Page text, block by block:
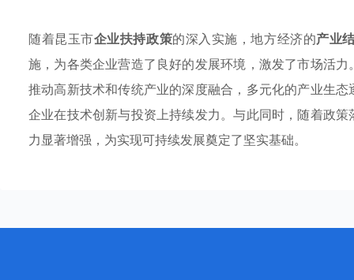
随着昆玉市企业扶持政策的深入实施，地方经济的产业
施，为各类企业营造了良好的发展环境，激发了市场活力
推动高新技术和传统产业的深度融合，多元化的产业生
企业在技术创新与投资上持续发力。与此同时，随着政
力显著增强，为实现可持续发展奠定了坚实基础。